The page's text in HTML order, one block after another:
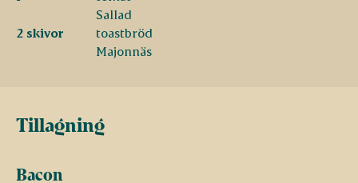
Sallad
2 skivor
toastbröd
Majonnäs
Tillagning
Bacon